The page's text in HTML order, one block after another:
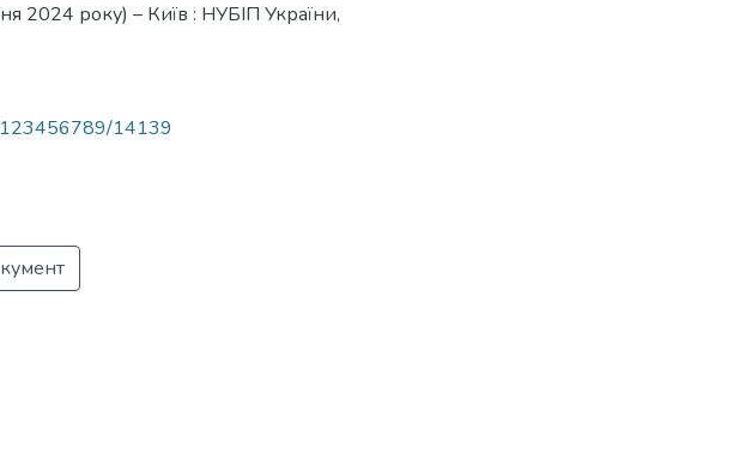
2024 року) – Київ : НУБІП України,
123456789/14139